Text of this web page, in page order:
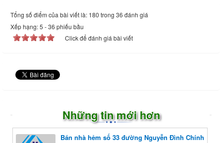
Tổng số điểm của bài viết là: 180 trong 36 đánh giá
Xếp hạng:5 -36 phiếu bầu
Click để đánh giá bài viết
Những tin mới hơn
Bán nhà hẻm số 33 đường Nguyễn Đình Chính